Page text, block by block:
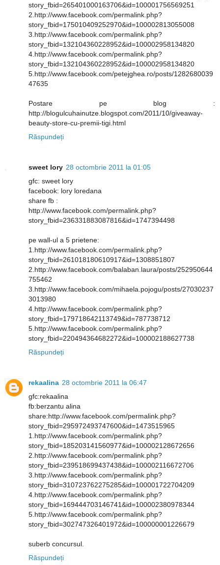
story_fbid=265401000163706&id=100001756569251
2.http://www.facebook.com/permalink.php?
story_fbid=175010409252970&id=100002813055008
3.http://www.facebook.com/permalink.php?
story_fbid=132104360228952&id=100002958134820
4.http://www.facebook.com/permalink.php?
story_fbid=132104360228952&id=100002958134820
5.http://www.facebook.com/petejghea.ro/posts/1282680039
47635
Postare pe blog :
http://blogulcuhainutze.blogspot.com/2011/10/giveaway-
beauty-store-cu-premii-tigi.html
Răspundeți
sweet lory 28 octombrie 2011 la 01:05
gfc: sweet lory
facebook: lory loredana
share fb :
http://www.facebook.com/permalink.php?
story_fbid=236331883087816&id=1747394498
pe wall-ul a 5 prietene:
1.http://www.facebook.com/permalink.php?
story_fbid=261018180610917&id=1308851807
2.http://www.facebook.com/balaban.laura/posts/252950644
755462
3.http://www.facebook.com/mihaela.pojogu/posts/27030237
3013980
4.http://www.facebook.com/permalink.php?
story_fbid=179718642113749&id=787738712
5.http://www.facebook.com/permalink.php?
story_fbid=220494364682272&id=100002188627738
Răspundeți
rekaalina 28 octombrie 2011 la 06:47
gfc:rekaalina
fb:berzantu alina
share:http://www.facebook.com/permalink.php?
story_fbid=295972493747600&id=1473515965
1.http://www.facebook.com/permalink.php?
story_fbid=185203141560977&id=100002128672656
2.http://www.facebook.com/permalink.php?
story_fbid=239518699437438&id=100002116672706
3.http://www.facebook.com/permalink.php?
story_fbid=310723762275285&id=100001722704209
4.http://www.facebook.com/permalink.php?
story_fbid=169444703146741&id=100002380978344
5.http://www.facebook.com/permalink.php?
story_fbid=302747326401972&id=100000001226679
suberb concursul.
Răspundeți